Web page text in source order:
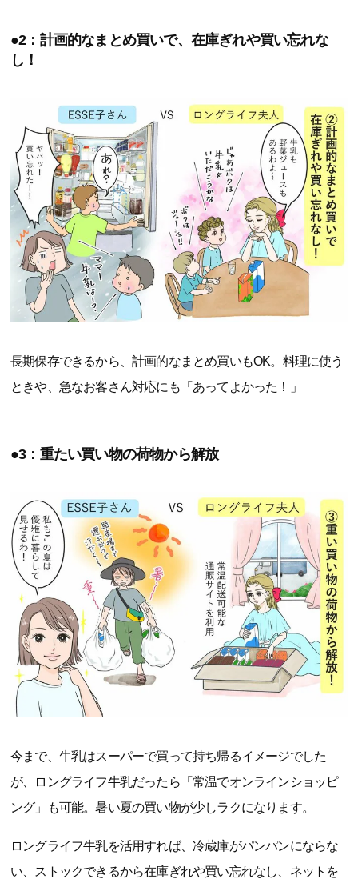
●2：計画的なまとめ買いで、在庫ぎれや買い忘れな
し！
長期保存できるから、計画的なまとめ買いもOK。料理に使う
ときや、急なお客さん対応にも「あってよかった！」
●3：重たい買い物の荷物から解放
今まで、牛乳はスーパーで買って持ち帰るイメージでした
が、ロングライフ牛乳だったら「常温でオンラインショッピ
ング」も可能。暑い夏の買い物が少しラクになります。
ロングライフ牛乳を活用すれば、冷蔵庫がパンパンにならな
い、ストックできるから在庫ぎれや買い忘れなし、ネットを